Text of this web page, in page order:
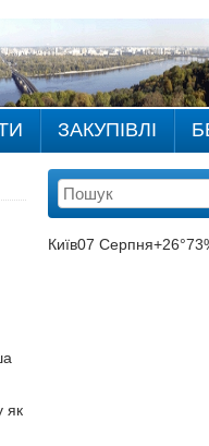
ЗАКУПІВЛІ
як
Київ07 Серпня+26°73